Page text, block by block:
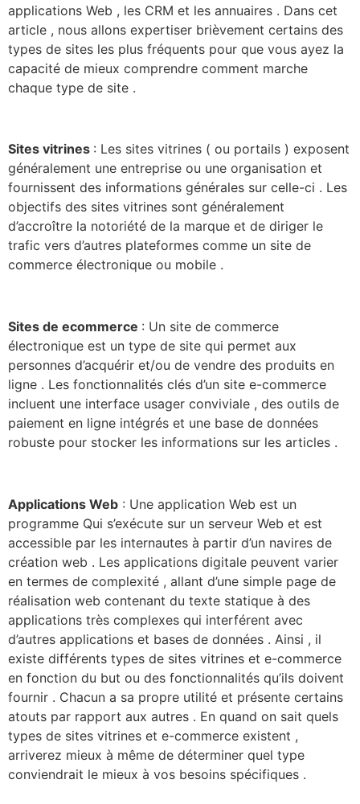
applications Web , les CRM et les annuaires . Dans cet
article , nous allons expertiser brièvement certains des
types de sites les plus fréquents pour que vous ayez la
capacité de mieux comprendre comment marche
chaque type de site .
Sites vitrines : Les sites vitrines ( ou portails ) exposent
généralement une entreprise ou une organisation et
fournissent des informations générales sur celle-ci . Les
objectifs des sites vitrines sont généralement
d’accroître la notoriété de la marque et de diriger le
trafic vers d’autres plateformes comme un site de
commerce électronique ou mobile .
Sites de ecommerce : Un site de commerce
électronique est un type de site qui permet aux
personnes d’acquérir et/ou de vendre des produits en
ligne . Les fonctionnalités clés d’un site e-commerce
incluent une interface usager conviviale , des outils de
paiement en ligne intégrés et une base de données
robuste pour stocker les informations sur les articles .
Applications Web : Une application Web est un
programme Qui s’exécute sur un serveur Web et est
accessible par les internautes à partir d’un navires de
création web . Les applications digitale peuvent varier
en termes de complexité , allant d’une simple page de
réalisation web contenant du texte statique à des
applications très complexes qui interférent avec
d’autres applications et bases de données . Ainsi , il
existe différents types de sites vitrines et e-commerce
en fonction du but ou des fonctionnalités qu’ils doivent
fournir . Chacun a sa propre utilité et présente certains
atouts par rapport aux autres . En quand on sait quels
types de sites vitrines et e-commerce existent ,
arriverez mieux à même de déterminer quel type
conviendrait le mieux à vos besoins spécifiques .